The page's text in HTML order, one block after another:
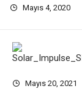
Mayıs 4, 2020
Mayıs 20, 2021